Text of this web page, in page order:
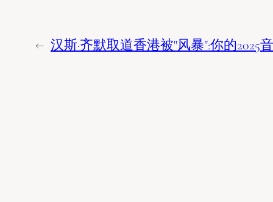
← 汉斯·齐默取道香港被"风暴":你的2025